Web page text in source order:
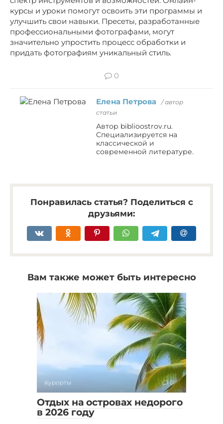
курсы и уроки помогут освоить эти программы и
улучшить свои навыки. Пресеты, разработанные
профессиональными фотографами, могут
значительно упростить процесс обработки и
придать фотографиям уникальный стиль.
0
Елена Петрова
/ автор
статьи
Автор biblioostrov.ru.
Специализируется на
классической и
современной литературе.
Понравилась статья? Поделиться с
друзьями:
Вам также может быть интересно
Курорты 0
Отдых на островах недорого
в 2026 году